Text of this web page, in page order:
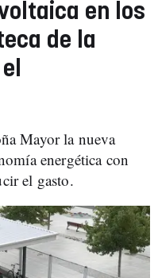
en los
de la
Mayor la nueva
energética con
el gasto.